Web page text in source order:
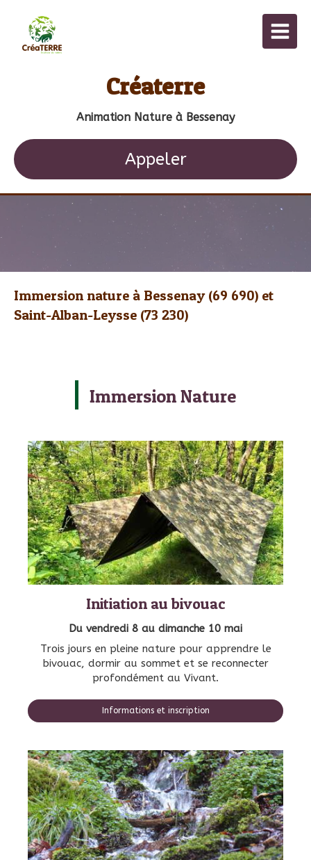
Créaterre
Animation Nature à Bessenay
Appeler
Immersion nature à Bessenay (69 690) et
Saint-Alban-Leysse (73 230)
Immersion Nature
Initiation au bivouac
Du vendredi 8 au dimanche 10 mai
Trois jours en pleine nature pour apprendre le
bivouac, dormir au sommet et se reconnecter
profondément au Vivant.
Informations et inscription